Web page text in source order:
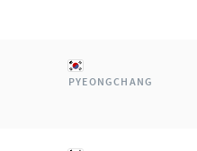
PYEONGCHANG